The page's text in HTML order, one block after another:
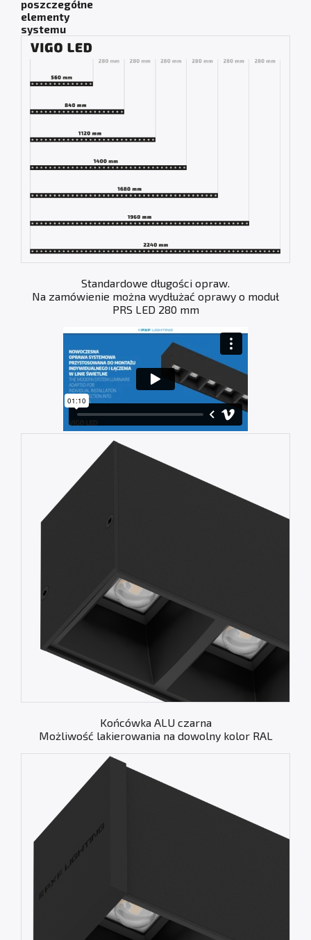
poszczegółne
elementy
systemu
Standardowe długości opraw.
Na zamówienie można wydłużać oprawy o moduł
PRS LED 280 mm
Końcówka ALU czarna
Możliwość lakierowania na dowolny kolor RAL